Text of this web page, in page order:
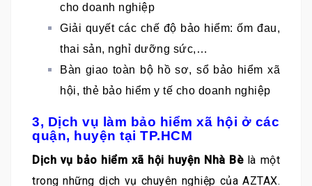
cho doanh nghiệp
Giải quyết các chế độ bảo hiểm: ốm đau,
thai sản, nghỉ dưỡng sức,…
Bàn giao toàn bộ hồ sơ, sổ bảo hiểm xã
hội, thẻ bảo hiểm y tế cho doanh nghiệp
3, Dịch vụ làm bảo hiểm xã hội ở các
quận, huyện tại TP.HCM
Dịch vụ bảo hiểm xã hội huyện Nhà Bè là một
trong những dịch vụ chuyên nghiệp của AZTAX.